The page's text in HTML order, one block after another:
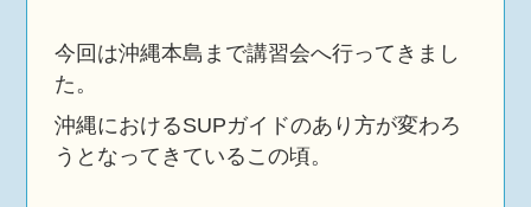
今回は沖縄本島まで講習会へ行ってきまし
た。
沖縄におけるSUPガイドのあり方が変わろ
うとなってきているこの頃。